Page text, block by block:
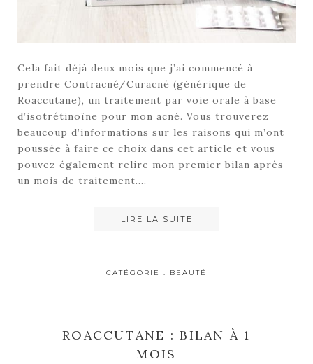
Cela fait déjà deux mois que j’ai commencé à
prendre Contracné/Curacné (générique de
Roaccutane), un traitement par voie orale à base
d’isotrétinoïne pour mon acné. Vous trouverez
beaucoup d’informations sur les raisons qui m’ont
poussée à faire ce choix dans cet article et vous
pouvez également relire mon premier bilan après
un mois de traitement….
LIRE LA SUITE
CATÉGORIE : BEAUTÉ
ROACCUTANE : BILAN À 1
MOIS